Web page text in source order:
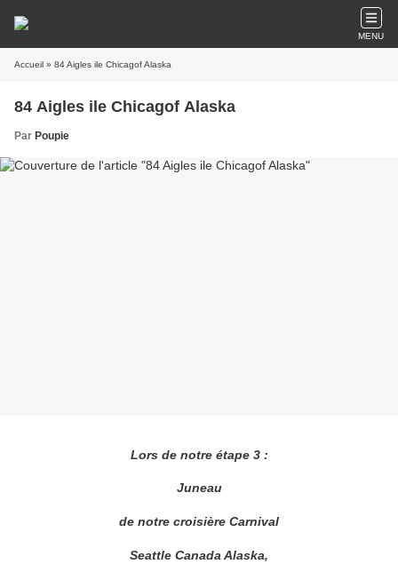
MENU
Accueil » 84 Aigles ile Chicagof Alaska
84 Aigles ile Chicagof Alaska
Par Poupie
Lors de notre étape 3 :
Juneau
de notre croisière Carnival
Seattle Canada Alaska,